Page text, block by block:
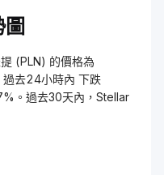
(PLN) 的價格為
去24小時內 下跌
。過去30天內，Stellar